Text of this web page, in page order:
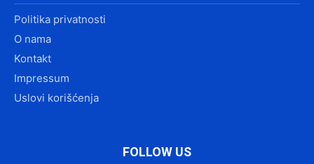
Politika privatnosti
O nama
Kontakt
Impressum
Uslovi korišćenja
FOLLOW US